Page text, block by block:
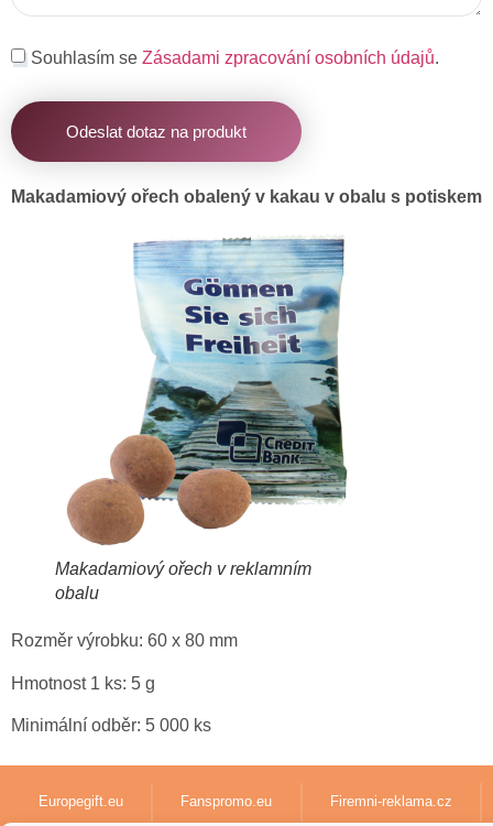
Souhlasím se Zásadami zpracování osobních údajů.
Odeslat dotaz na produkt
Makadamiový ořech obalený v kakau v obalu s potiskem
Makadamiový ořech v reklamním
obalu
Rozměr výrobku: 60 x 80 mm
Hmotnost 1 ks: 5 g
Minimální odběr: 5 000 ks
Europegift.eu Fanspromo.eu Firemni-reklama.cz